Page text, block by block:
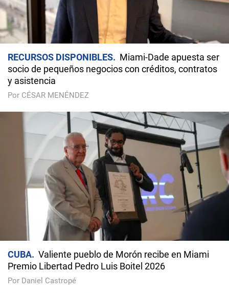
RECURSOS DISPONIBLES
Miami-Dade apuesta ser
socio de pequeños negocios con créditos, contratos
y asistencia
Por CÉSAR MENÉNDEZ
CUBA
Valiente pueblo de Morón recibe en Miami
Premio Libertad Pedro Luis Boitel 2026
Por Daniel Castropé